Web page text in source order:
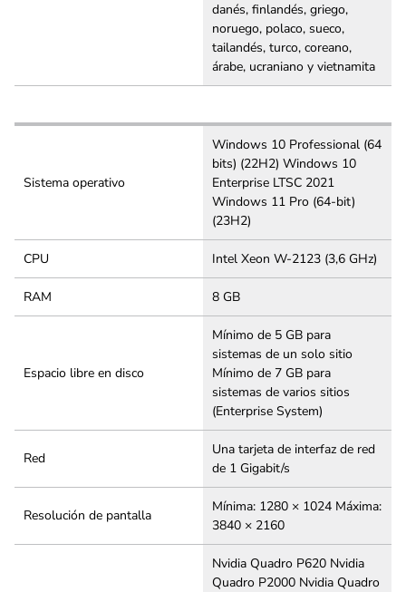
danés, finlandés, griego,
noruego, polaco, sueco,
tailandés, turco, coreano,
árabe, ucraniano y vietnamita
Sistema operativo
Windows 10 Professional (64
bits) (22H2) Windows 10
Enterprise LTSC 2021
Windows 11 Pro (64-bit)
(23H2)
CPU Intel Xeon W-2123 (3,6 GHz)
RAM 8 GB
Espacio libre en disco
Mínimo de 5 GB para
sistemas de un solo sitio
Mínimo de 7 GB para
sistemas de varios sitios
(Enterprise System)
Red
Una tarjeta de interfaz de red
de 1 Gigabit/s
Resolución de pantalla
Mínima: 1280 × 1024 Máxima:
3840 × 2160
Nvidia Quadro P620 Nvidia
Quadro P2000 Nvidia Quadro